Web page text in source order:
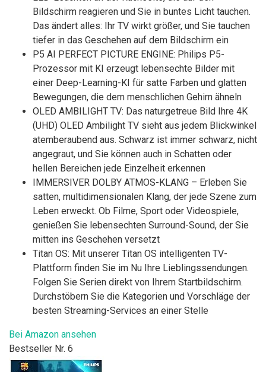
Bildschirm reagieren und Sie in buntes Licht tauchen.
Das ändert alles: Ihr TV wirkt größer, und Sie tauchen
tiefer in das Geschehen auf dem Bildschirm ein
P5 AI PERFECT PICTURE ENGINE: Philips P5-
Prozessor mit KI erzeugt lebensechte Bilder mit
einer Deep-Learning-KI für satte Farben und glatten
Bewegungen, die dem menschlichen Gehirn ähneln
OLED AMBILIGHT TV: Das naturgetreue Bild Ihre 4K
(UHD) OLED Ambilight TV sieht aus jedem Blickwinkel
atemberaubend aus. Schwarz ist immer schwarz, nicht
angegraut, und Sie können auch in Schatten oder
hellen Bereichen jede Einzelheit erkennen
IMMERSIVER DOLBY ATMOS-KLANG – Erleben Sie
satten, multidimensionalen Klang, der jede Szene zum
Leben erweckt. Ob Filme, Sport oder Videospiele,
genießen Sie lebensechten Surround-Sound, der Sie
mitten ins Geschehen versetzt
Titan OS: Mit unserer Titan OS intelligenten TV-
Plattform finden Sie im Nu Ihre Lieblingssendungen.
Folgen Sie Serien direkt von Ihrem Startbildschirm.
Durchstöbern Sie die Kategorien und Vorschläge der
besten Streaming-Services an einer Stelle
Bei Amazon ansehen
Bestseller Nr. 6